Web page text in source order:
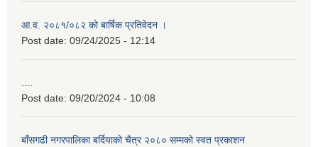
आ.व. २०८१/०८२ को बार्षिक प्रतिवेदन ।
Post date: 09/24/2025 - 12:14
....
Post date: 09/20/2024 - 10:08
बाँसगढी नगरपालिका बर्दियाको चैत्र २०८० सम्मको स्वत प्रकाशन